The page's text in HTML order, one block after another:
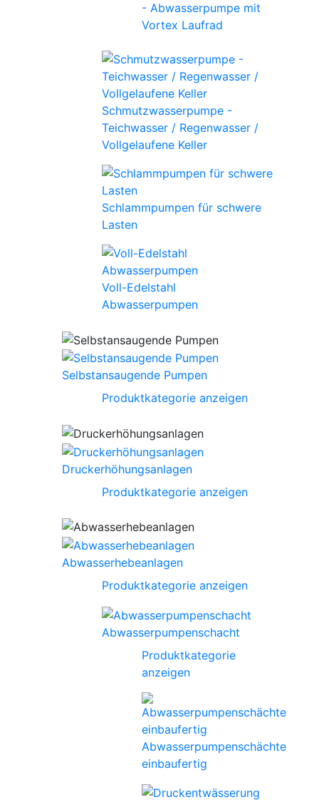
- Abwasserpumpe mit
Vortex Laufrad
Schmutzwasserpumpe -
Teichwasser / Regenwasser /
Vollgelaufene Keller
Schlammpumpen für schwere
Lasten
Voll-Edelstahl
Abwasserpumpen
Selbstansaugende Pumpen
Produktkategorie anzeigen
Druckerhöhungsanlagen
Produktkategorie anzeigen
Abwasserhebeanlagen
Produktkategorie anzeigen
Abwasserpumpenschacht
Produktkategorie
anzeigen
Abwasserpumpenschächte
einbaufertig